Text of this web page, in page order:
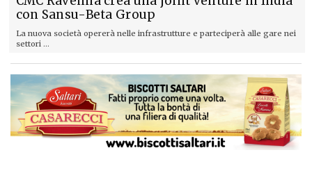
con Sansu-Beta Group
La nuova società opererà nelle infrastrutture e parteciperà alle gare nei
settori ...